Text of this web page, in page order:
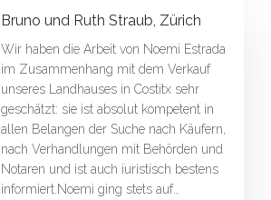
Bruno und Ruth Straub, Zürich
Wir haben die Arbeit von Noemi Estrada
im Zusammenhang mit dem Verkauf
unseres Landhauses in Costitx sehr
geschätzt: sie ist absolut kompetent in
allen Belangen der Suche nach Käufern,
nach Verhandlungen mit Behörden und
Notaren und ist auch iuristisch bestens
informiert.Noemi ging stets auf…